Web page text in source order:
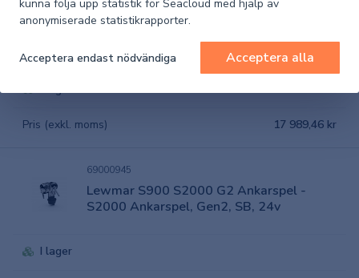
kunna följa upp statistik för Seacloud med hjälp av
anonymiserade statistikrapporter.
Acceptera endast nödvändiga Acceptera alla
69000944
Lewmar S900 S2000 G2 Ankarspel -
S2000 Ankarspel, Gen2, SB, 12v
Pris (exkl. moms) 17 989,46 kr
69000945
Lewmar S900 S2000 G2 Ankarspel -
S2000 Ankarspel, Gen2, SB, 24v
I lager